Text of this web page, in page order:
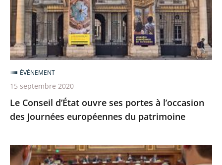
portes
à
l’occasion
des
Journées
européennes
du
patrimoine
Le Conseil d’État ouvre ses portes à l’occasion
des Journées européennes du patrimoine
ÉVÉNEMENT
15 septembre 2020
Faire